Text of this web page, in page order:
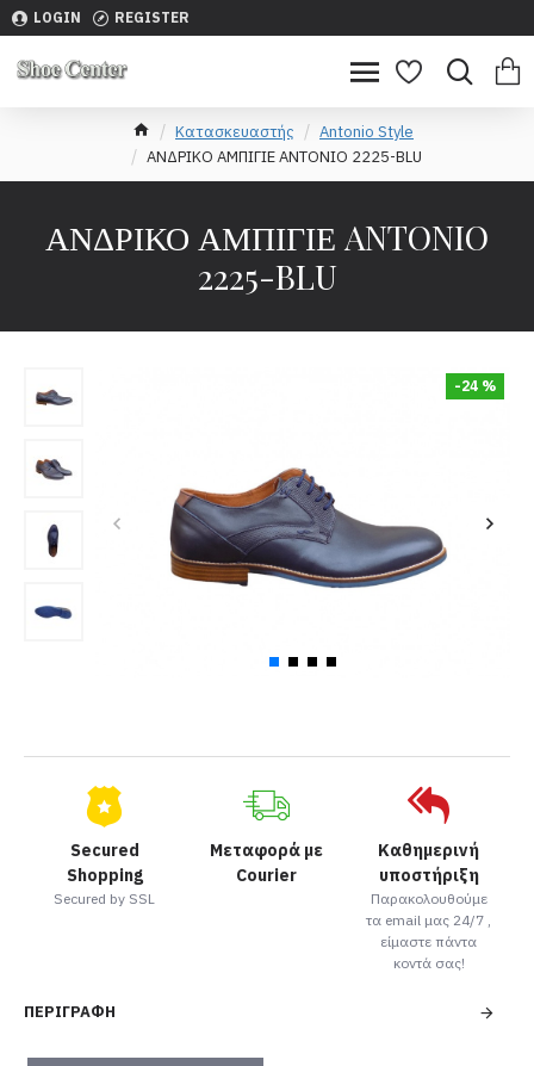
LOGIN REGISTER
Κατασκευαστής
Antonio Style
ΑΝΔΡΙΚΟ ΑΜΠΙΓΙΕ ANTONIO 2225-BLU
ΑΝΔΡΙΚΟ ΑΜΠΙΓΙΕ ANTONIO
2225-BLU
-24 %
Secured
Shopping
Secured by SSL
Μεταφορά με
Courier
Καθημερινή
υποστήριξη
Παρακολουθούμε
τα email μας 24/7 ,
είμαστε πάντα
κοντά σας!
ΠΕΡΙΓΡΑΦΉ